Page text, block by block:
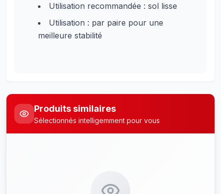
Utilisation recommandée : sol lisse
Utilisation : par paire pour une
meilleure stabilité
Produits similaires
Sélectionnés intelligemment pour vous